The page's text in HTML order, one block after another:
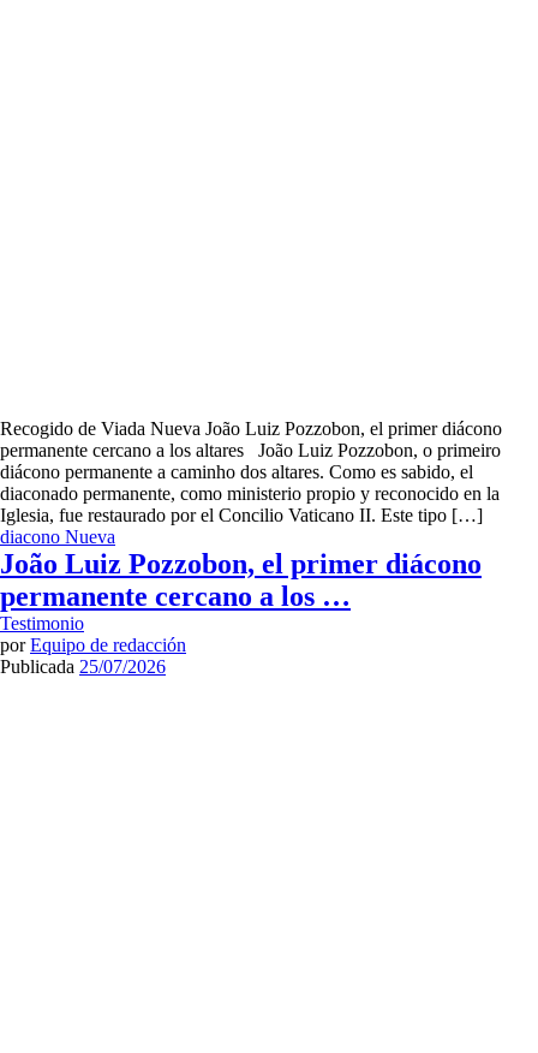
Recogido de Viada Nueva João Luiz Pozzobon, el primer diácono
permanente cercano a los altares João Luiz Pozzobon, o primeiro
diácono permanente a caminho dos altares. Como es sabido, el
diaconado permanente, como ministerio propio y reconocido en la
Iglesia, fue restaurado por el Concilio Vaticano II. Este tipo […]
diacono Nueva
João Luiz Pozzobon, el primer diácono
permanente cercano a los …
Testimonio
porEquipo de redacción
Publicada 25/07/2026